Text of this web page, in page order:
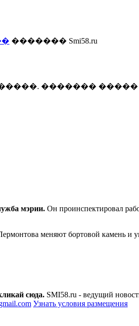
������� Smi58.ru
�������
мэрии. Он проинспектировал
меняют бортовой камень и
сюда. SMI58.ru - ведущий
Узнать условия размещения